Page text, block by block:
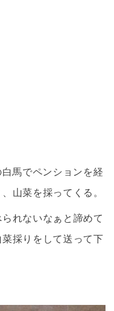
馬でペンションを経
山菜を採ってくる。
れないなぁと諦めて
採りをして送って下